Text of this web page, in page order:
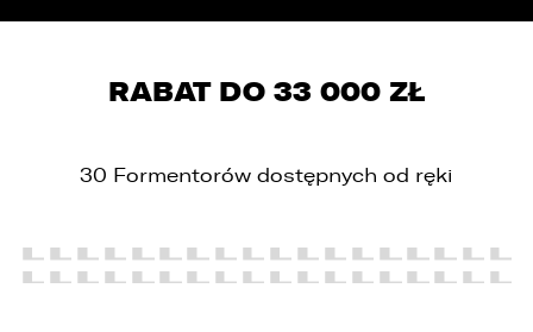
RABAT DO 33 000 ZŁ
30 Formentorów dostępnych od ręki
W porównywarce mogą znajdować się
Wybierz samochód, który mamy zastąpić
Audi Q7 45 TDI quattro.
Wybierz gdzie chcesz udostępnić ofertę.
FACEBOOK